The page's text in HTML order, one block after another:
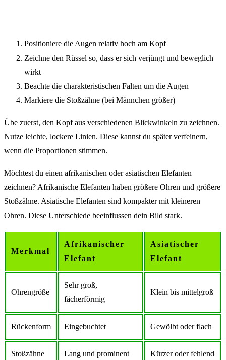
Positioniere die Augen relativ hoch am Kopf
Zeichne den Rüssel so, dass er sich verjüngt und beweglich
wirkt
Beachte die charakteristischen Falten um die Augen
Markiere die Stoßzähne (bei Männchen größer)
Übe zuerst, den Kopf aus verschiedenen Blickwinkeln zu zeichnen.
Nutze leichte, lockere Linien. Diese kannst du später verfeinern,
wenn die Proportionen stimmen.
Möchtest du einen afrikanischen oder asiatischen Elefanten
zeichnen? Afrikanische Elefanten haben größere Ohren und größere
Stoßzähne. Asiatische Elefanten sind kompakter mit kleineren
Ohren. Diese Unterschiede beeinflussen dein Bild stark.
Merkmal
Afrikanischer
Elefant
Asiatischer
Elefant
Ohrengröße
Sehr groß,
fächerförmig
Klein bis mittelgroß
Rückenform Eingebuchtet Gewölbt oder flach
Stoßzähne Lang und prominent Kürzer oder fehlend